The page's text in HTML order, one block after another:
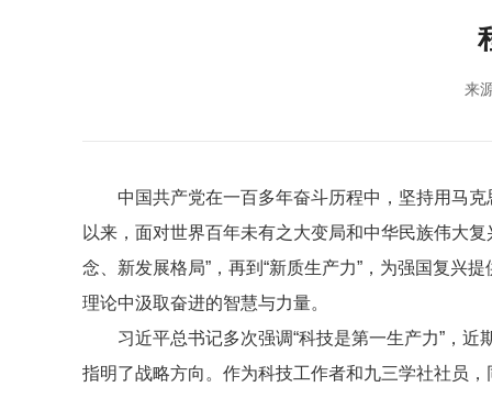
来
中国共产党在一百多年奋斗历程中，坚持用马
以来，面对世界百年未有之大变局和中华民族伟大
念、新发展格局”，再到“新质生产力”，为强国复兴
理论中汲取奋进的智慧与力量。
习近平总书记多次强调“科技是第一生产力”，
指明了战略方向。作为科技工作者和九三学社社员